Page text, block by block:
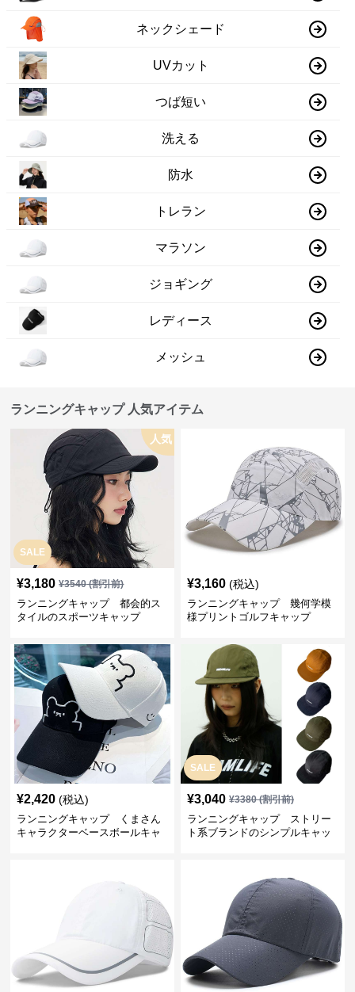
ネックシェード
UVカット
つば短い
洗える
防水
トレラン
マラソン
ジョギング
レディース
メッシュ
ランニングキャップ 人気アイテム
SALE
人気
¥3,180 ¥3540(割引前)
ランニングキャップ 都会的ス
タイルのスポーツキャップ
¥3,160 (税込)
ランニングキャップ 幾何学模
様プリントゴルフキャップ
¥2,420 (税込)
ランニングキャップ くまさん
キャラクターベースボールキャ
SALE
¥3,040 ¥3380(割引前)
ランニングキャップ ストリー
ト系ブランドのシンプルキャッ